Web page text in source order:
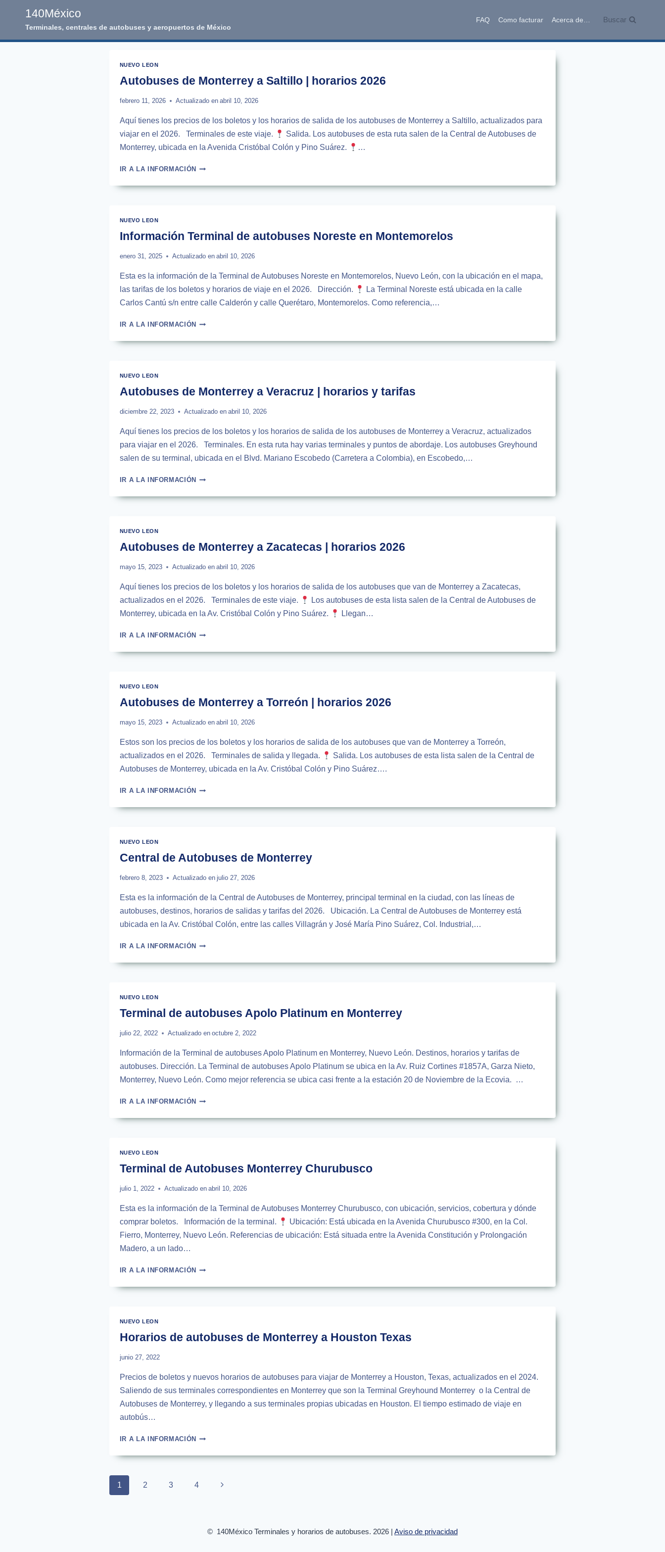
140México
Terminales, centrales de autobuses y aeropuertos de México
FAQ Como facturar Acerca de… Buscar
NUEVO LEON
Autobuses de Monterrey a Saltillo | horarios 2026
febrero 11, 2026 Actualizado en abril 10, 2026
Aquí tienes los precios de los boletos y los horarios de salida de los autobuses de Monterrey a Saltillo, actualizados para
viajar en el 2026. Terminales de este viaje.
Salida. Los autobuses de esta ruta salen de la Central de Autobuses de
Monterrey, ubicada en la Avenida Cristóbal Colón y Pino Suárez.
…
IR A LA INFORMACIÓNAUTOBUSES
MONTERREY
2026
NUEVO LEON
Información Terminal de autobuses Noreste en Montemorelos
enero 31, 2025 Actualizado en abril 10, 2026
Esta es la información de la Terminal de Autobuses Noreste en Montemorelos, Nuevo León, con la ubicación en el mapa,
las tarifas de los boletos y horarios de viaje en el 2026. Dirección.
La Terminal Noreste está ubicada en la calle
Carlos Cantú s/n entre calle Calderón y calle Querétaro, Montemorelos. Como referencia,…
IR A LA INFORMACIÓNINFORMACIÓN
DE
NUEVO LEON
Autobuses de Monterrey a Veracruz | horarios y tarifas
diciembre 22, 2023 Actualizado en abril 10, 2026
Aquí tienes los precios de los boletos y los horarios de salida de los autobuses de Monterrey a Veracruz, actualizados
para viajar en el 2026. Terminales. En esta ruta hay varias terminales y puntos de abordaje. Los autobuses Greyhound
salen de su terminal, ubicada en el Blvd. Mariano Escobedo (Carretera a Colombia), en Escobedo,…
IR A LA INFORMACIÓNAUTOBUSES
MONTERREY
Y
NUEVO LEON
Autobuses de Monterrey a Zacatecas | horarios 2026
mayo 15, 2023 Actualizado en abril 10, 2026
Aquí tienes los precios de los boletos y los horarios de salida de los autobuses que van de Monterrey a Zacatecas,
actualizados en el 2026. Terminales de este viaje.
Los autobuses de esta lista salen de la Central de Autobuses de
Monterrey, ubicada en la Av. Cristóbal Colón y Pino Suárez.
Llegan…
IR A LA INFORMACIÓNAUTOBUSES
MONTERREY
2026
NUEVO LEON
Autobuses de Monterrey a Torreón | horarios 2026
mayo 15, 2023 Actualizado en abril 10, 2026
Estos son los precios de los boletos y los horarios de salida de los autobuses que van de Monterrey a Torreón,
actualizados en el 2026. Terminales de salida y llegada.
Salida. Los autobuses de esta lista salen de la Central de
Autobuses de Monterrey, ubicada en la Av. Cristóbal Colón y Pino Suárez….
IR A LA INFORMACIÓNAUTOBUSES
MONTERREY
2026
NUEVO LEON
Central de Autobuses de Monterrey
febrero 8, 2023 Actualizado en julio 27, 2026
Esta es la información de la Central de Autobuses de Monterrey, principal terminal en la ciudad, con las líneas de
autobuses, destinos, horarios de salidas y tarifas del 2026. Ubicación. La Central de Autobuses de Monterrey está
ubicada en la Av. Cristóbal Colón, entre las calles Villagrán y José María Pino Suárez, Col. Industrial,…
IR A LA INFORMACIÓNCENTRAL
AUTOBUSES
NUEVO LEON
Terminal de autobuses Apolo Platinum en Monterrey
julio 22, 2022 Actualizado en octubre 2, 2022
Información de la Terminal de autobuses Apolo Platinum en Monterrey, Nuevo León. Destinos, horarios y tarifas de
autobuses. Dirección. La Terminal de autobuses Apolo Platinum se ubica en la Av. Ruiz Cortines #1857A, Garza Nieto,
Monterrey, Nuevo León. Como mejor referencia se ubica casi frente a la estación 20 de Noviembre de la Ecovia. …
IR A LA INFORMACIÓNTERMINAL
AUTOBUSES
NUEVO LEON
Terminal de Autobuses Monterrey Churubusco
julio 1, 2022 Actualizado en abril 10, 2026
Esta es la información de la Terminal de Autobuses Monterrey Churubusco, con ubicación, servicios, cobertura y dónde
comprar boletos. Información de la terminal.
Ubicación: Está ubicada en la Avenida Churubusco #300, en la Col.
Fierro, Monterrey, Nuevo León. Referencias de ubicación: Está situada entre la Avenida Constitución y Prolongación
Madero, a un lado…
IR A LA INFORMACIÓNTERMINAL
AUTOBUSES
NUEVO LEON
Horarios de autobuses de Monterrey a Houston Texas
junio 27, 2022
Precios de boletos y nuevos horarios de autobuses para viajar de Monterrey a Houston, Texas, actualizados en el 2024.
Saliendo de sus terminales correspondientes en Monterrey que son la Terminal Greyhound Monterrey o la Central de
Autobuses de Monterrey, y llegando a sus terminales propias ubicadas en Houston. El tiempo estimado de viaje en
autobús…
IR A LA INFORMACIÓNHORARIOS
AUTOBUSES
A
Page
1 2 3 4 Next
© 140México Terminales y horarios de autobuses. 2026 | Aviso de privacidad